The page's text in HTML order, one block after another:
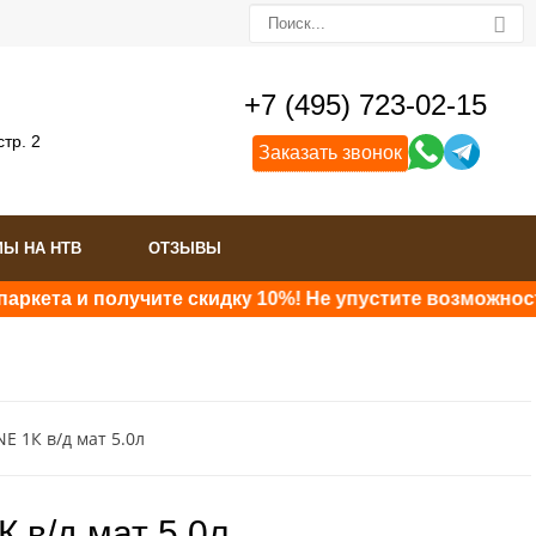
2
+7 (495) 723-02-15
Заказать звонок
НА НТВ ОТЗЫВЫ
и получите скидку 10%! Не упустите
1К в/д мат 5.0л